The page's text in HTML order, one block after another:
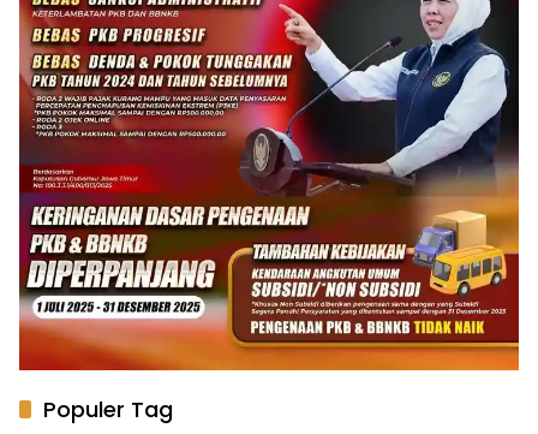
Populer Tag